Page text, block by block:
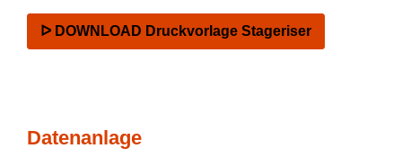
ᐅ DOWNLOAD Druckvorlage Stageriser
Datenanlage